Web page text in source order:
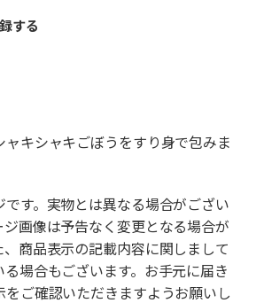
する
ャキシャキごぼうをすり身で包みま
す。実物とは異なる場合がござい
画像は予告なく変更となる場合が
、商品表示の記載内容に関しまして
る場合もございます。お手元に届き
をご確認いただきますようお願いし